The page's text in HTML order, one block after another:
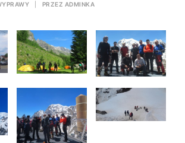
PRZEZ ADMINKA